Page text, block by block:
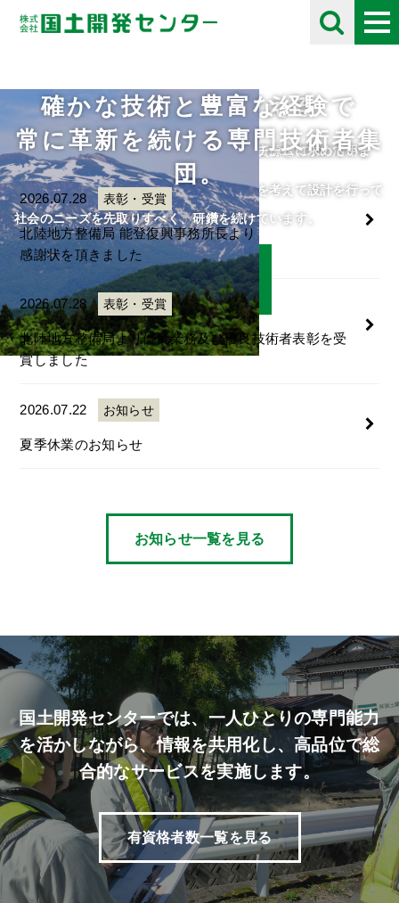
未来の自然を考える
住民や将来の子供たちのために、限られた資源を有効に活用し
て、
人・自然・環境・街との調和と未来の自然を考えて設計を行って
います。
詳細はこちら
採用情報
自分の好きな事にとことん打ち込める人をチームに求めていま
す。
ご応募をお待ちしております。
詳細はこちら
確かな技術と豊富な経験で
常に革新を続ける専門技術者集
団。
社会のニーズを先取りすべく、研鑽を続けています。
お知らせ
Information
2026.07.28 表彰・受賞
北陸地方整備局 能登復興事務所長より
感謝状を頂きました
2026.07.28 表彰・受賞
北陸地方整備局より優良業務及び優良技術者表彰を受
賞しました
2026.07.22 お知らせ
夏季休業のお知らせ
お知らせ一覧を見る
国土開発センターでは、一人ひとりの専門能力
を活かしながら、情報を共用化し、高品位で総
合的なサービスを実施します。
有資格者数一覧を見る